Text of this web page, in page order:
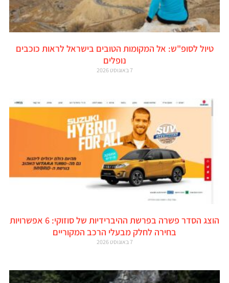
טיול לסופ"ש: אל המקומות הטובים בישראל לראות כוכבים
נופלים
7 באוגוסט 2026
הוצג הסדר פשרה בפרשת ההיברידיות של סוזוקי: 6 אפשרויות
בחירה לחלק מבעלי הרכב המקוריים
7 באוגוסט 2026